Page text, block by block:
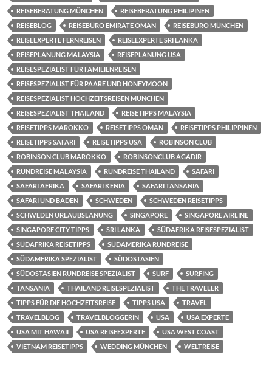
REISEBERATUNG MÜNCHEN
REISEBERATUNG PHILIPINEN
REISEBLOG
REISEBÜRO EMIRATE OMAN
REISEBÜRO MÜNCHEN
REISEEXPERTE FERNREISEN
REISEEXPERTE SRI LANKA
REISEPLANUNG MALAYSIA
REISEPLANUNG USA
REISESPEZIALIST FÜR FAMILIENREISEN
REISESPEZIALIST FÜR PAARE UND HONEYMOON
REISESPEZIALIST HOCHZEITSREISEN MÜNCHEN
REISESPEZIALIST THAILAND
REISETIPPS MALAYSIA
REISETIPPS MAROKKO
REISETIPPS OMAN
REISETIPPS PHILIPPINEN
REISETIPPS SAFARI
REISETIPPS USA
ROBINSON CLUB
ROBINSON CLUB MAROKKO
ROBINSONCLUB AGADIR
RUNDREISE MALAYSIA
RUNDREISE THAILAND
SAFARI
SAFARI AFRIKA
SAFARI KENIA
SAFARI TANSANIA
SAFARI UND BADEN
SCHWEDEN
SCHWEDEN REISETIPPS
SCHWEDEN URLAUBSLANUNG
SINGAPORE
SINGAPORE AIRLINE
SINGAPORE CITY TIPPS
SRI LANKA
SÜDAFRIKA REISESPEZIALIST
SÜDAFRIKA REISETIPPS
SÜDAMERIKA RUNDREISE
SÜDAMERIKA SPEZIALIST
SÜDOSTASIEN
SÜDOSTASIEN RUNDREISE SPEZIALIST
SURF
SURFING
TANSANIA
THAILAND REISESPEZIALIST
THE TRAVELER
TIPPS FÜR DIE HOCHZEITSREISE
TIPPS USA
TRAVEL
TRAVELBLOG
TRAVELBLOGGERIN USA
USA EXPERTE
USA MIT HAWAII
USA REISEEXPERTE
USA WEST COAST
VIETNAM REISETIPPS
WEDDING MÜNCHEN WELTREISE